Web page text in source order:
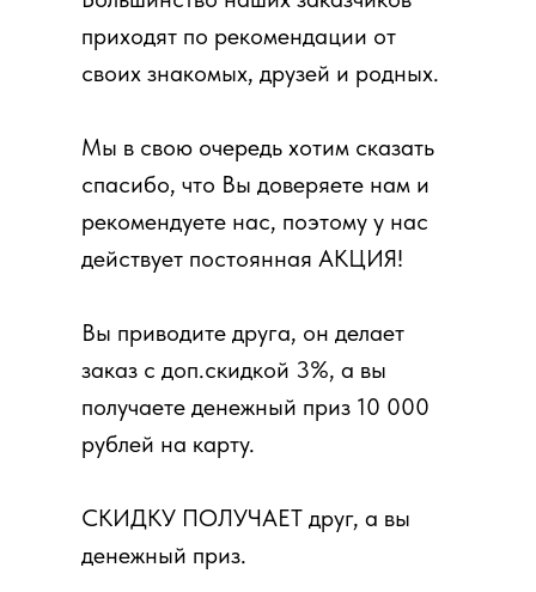
приходят по рекомендации от
своих знакомых, друзей и родных.
Мы в свою очередь хотим сказать
спасибо, что Вы доверяете нам и
рекомендуете нас, поэтому у нас
действует постоянная АКЦИЯ!
Вы приводите друга, он делает
заказ с доп.скидкой 3%, а вы
получаете денежный приз 10 000
рублей на карту.
СКИДКУ ПОЛУЧАЕТ друг, а вы
денежный приз.